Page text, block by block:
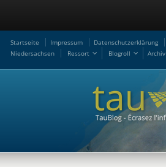
Startseite Impressum Datenschutzerklärung
Niedersachsen
Ressort Blogroll Archiv